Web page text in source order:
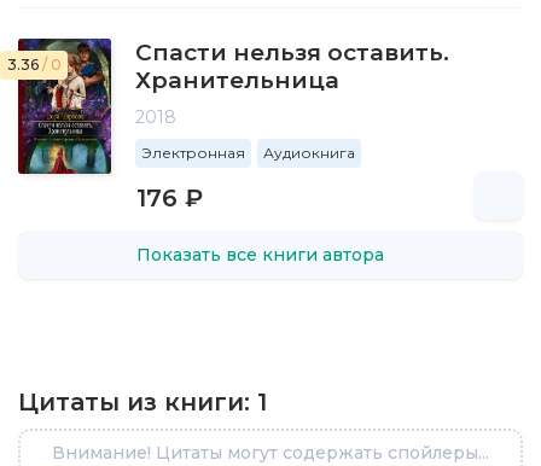
3.36 / 0
Спасти нельзя оставить.
Хранительница
2018
Электронная Аудиокнига
176 ₽
Показать все книги автора
Цитаты из книги: 1
Внимание! Цитаты могут содержать спойлеры...